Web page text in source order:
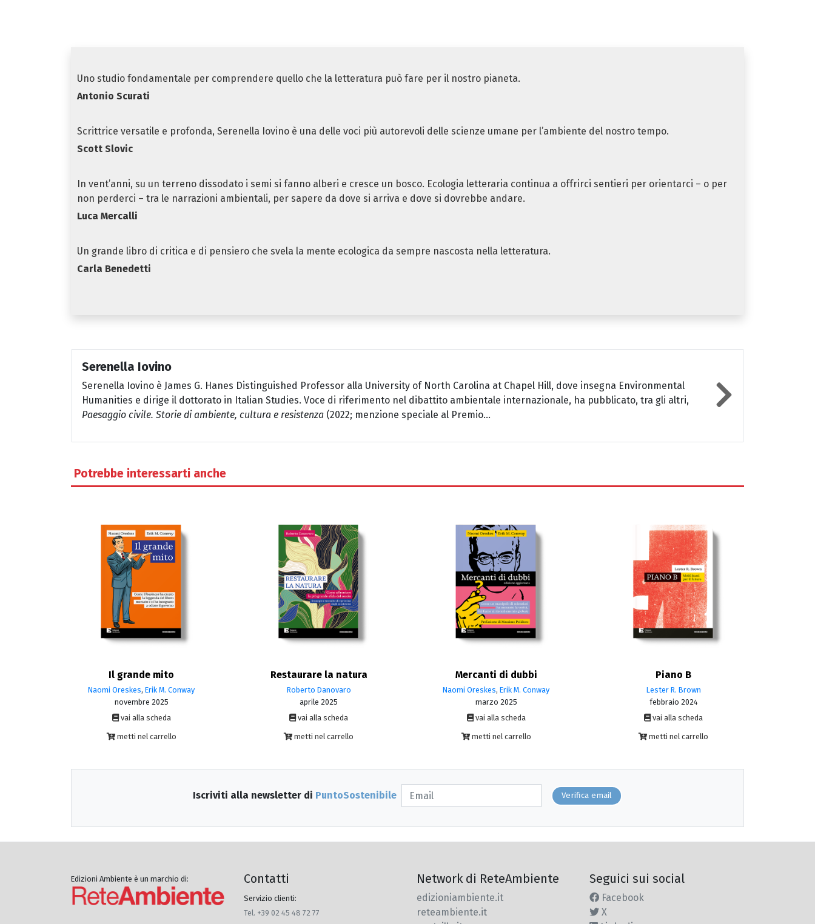
Uno studio fondamentale per comprendere quello che la letteratura può fare per il nostro pianeta.
Antonio Scurati
Scrittrice versatile e profonda, Serenella Iovino è una delle voci più autorevoli delle scienze umane per l’ambiente del nostro tempo.
Scott Slovic
In vent’anni, su un terreno dissodato i semi si fanno alberi e cresce un bosco. Ecologia letteraria continua a offrirci sentieri per orientarci – o per
non perderci – tra le narrazioni ambientali, per sapere da dove si arriva e dove si dovrebbe andare.
Luca Mercalli
Un grande libro di critica e di pensiero che svela la mente ecologica da sempre nascosta nella letteratura.
Carla Benedetti
Serenella Iovino
Serenella Iovino è James G. Hanes Distinguished Professor alla University of North Carolina at Chapel Hill, dove insegna Environmental
Humanities e dirige il dottorato in Italian Studies. Voce di riferimento nel dibattito ambientale internazionale, ha pubblicato, tra gli altri,
Paesaggio civile. Storie di ambiente, cultura e resistenza (2022; menzione speciale al Premio...
Potrebbe interessarti anche
Il grande mito
Naomi Oreskes,Erik M. Conway
novembre 2025
vai alla scheda
metti nel carrello
Restaurare la natura
Roberto Danovaro
aprile 2025
vai alla scheda
metti nel carrello
Mercanti di dubbi
Naomi Oreskes,Erik M. Conway
marzo 2025
vai alla scheda
metti nel carrello
Piano B
Lester R. Brown
febbraio 2024
vai alla scheda
metti nel carrello
Iscriviti alla newsletter di PuntoSostenibile Verifica email
Edizioni Ambiente è un marchio di: Contatti
Servizio clienti:
Tel. +39 02 45 48 72 77
Network di ReteAmbiente
edizioniambiente.it
reteambiente.it
Seguici sui social
Facebook
X